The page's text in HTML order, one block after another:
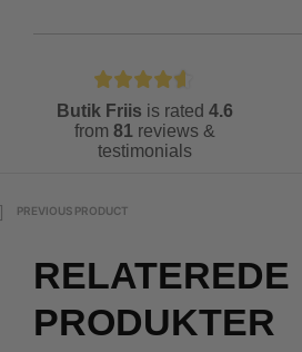
Butik Friis is rated 4.6
from 81 reviews &
testimonials
PREVIOUS PRODUCT
RELATEREDE
PRODUKTER